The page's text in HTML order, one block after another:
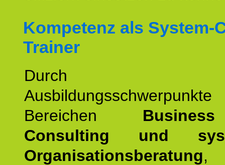
Kompetenz als System-
Trainer
Durch
Bereichen
Consulting und
Organisationsberatung,